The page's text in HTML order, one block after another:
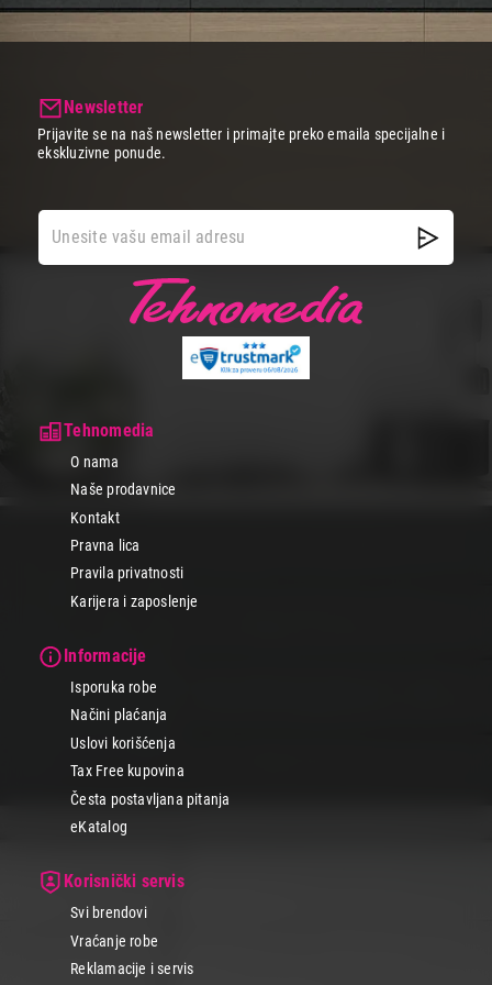
Tehnomedia
O nama
Naše prodavnice
Kontakt
Pravna lica
Pravila privatnosti
Karijera i zaposlenje
Informacije
Isporuka robe
Načini plaćanja
Uslovi korišćenja
Tax Free kupovina
Česta postavljana pitanja
eKatalog
Korisnički servis
Svi brendovi
Vraćanje robe
Reklamacije i servis
Newsletter
Prijavite se na naš newsletter i primajte preko emaila specijalne i
ekskluzivne ponude.